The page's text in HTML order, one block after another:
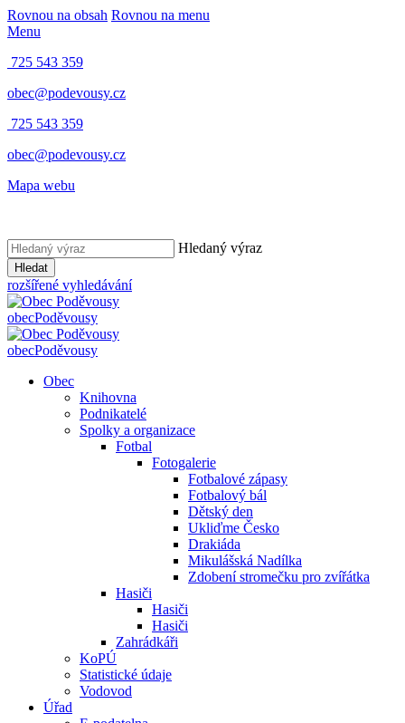
Rovnou na obsah Rovnou na menu
Menu
725 543 359
obec@podevousy.cz
725 543 359
obec@podevousy.cz
Mapa webu
Hledaný výraz
Hledat
rozšířené vyhledávání
obecPoděvousy
obecPoděvousy
Obec
Knihovna
Podnikatelé
Spolky a organizace
Fotbal
Fotogalerie
Fotbalové zápasy
Fotbalový bál
Dětský den
Ukliďme Česko
Drakiáda
Mikulášská Nadílka
Zdobení stromečku pro zvířátka
Hasiči
Hasiči
Hasiči
Zahrádkáři
KoPÚ
Statistické údaje
Vodovod
Úřad